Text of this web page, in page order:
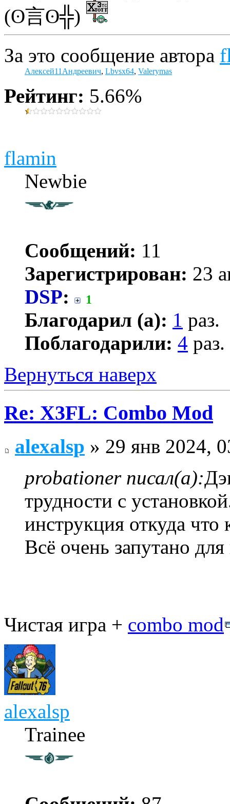
(ʘ言ʘ╬)
За это сообщение автора
Алексей11Андреевич, Lbvsx64, Valerymas
Рейтинг: 5.66%
flamin
Newbie
Сообщений: 11
Зарегистрирован: 23
DSP: 1
Благодарил (а): 1 раз.
Поблагодарили: 4 раз.
Вернуться наверх
Re: X3FL: Combo Mod
alexalsp » 29 янв 2024,
probationer писал(а):
трудности с
инструкция откуда что
Всё очень запутано
Чистая игра + combo mod
alexalsp
Trainee